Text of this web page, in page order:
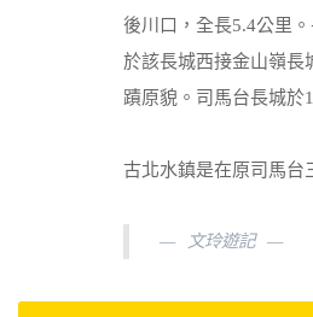
後川口，全長5.4公里
於該長城西接金山嶺長
蹟原貌。司馬台長城於
古北水鎮是在原司馬台
文玲遊記